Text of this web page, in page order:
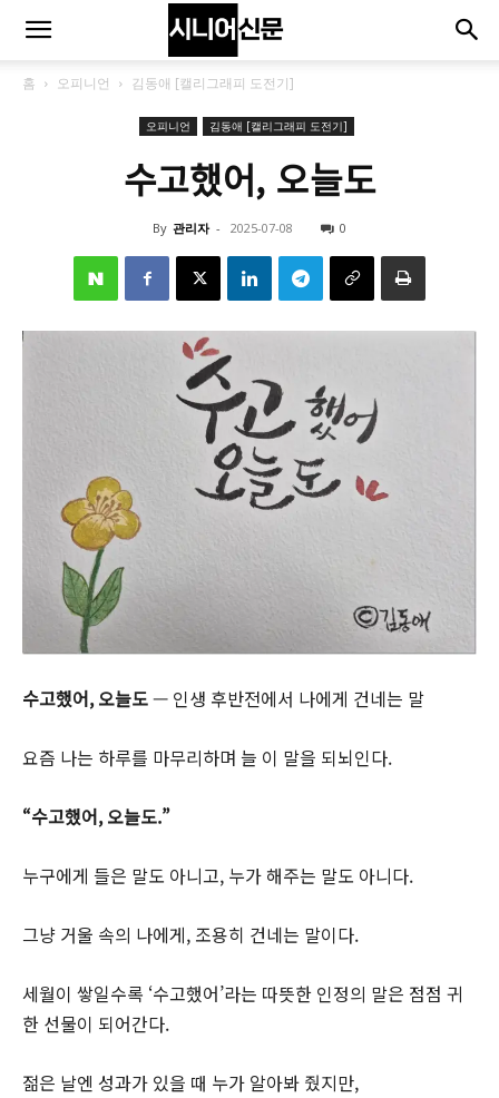
홈 오피니언 김동애 [캘리그래피 도전기]
오피니언 김동애 [캘리그래피 도전기]
수고했어, 오늘도
By 관리자 - 2025-07-08 0
수고했어,오늘도— 인생 후반전에서 나에게 건네는 말
요즘 나는 하루를 마무리하며 늘 이 말을 되뇌인다.
“수고했어,오늘도.”
누구에게 들은 말도 아니고, 누가 해주는 말도 아니다.
그냥 거울 속의 나에게, 조용히 건네는 말이다.
세월이 쌓일수록 ‘수고했어’라는 따뜻한 인정의 말은 점점 귀
한 선물이 되어간다.
젊은 날엔 성과가 있을 때 누가 알아봐 줬지만,